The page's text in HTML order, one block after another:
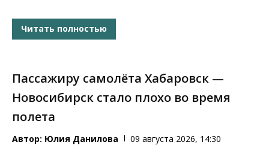
Читать полностью
Пассажиру самолёта Хабаровск —
Новосибирск стало плохо во время
полета
Автор: Юлия Данилова 09 августа 2026, 14:30